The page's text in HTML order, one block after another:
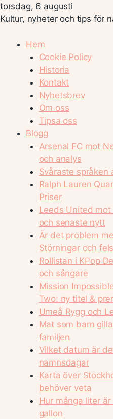
torsdag, 6 augusti
Kultur, nyheter och tips för
Hem
Cookie Policy
Historia
Kontakt
Nyhetsbrev
Om oss
Tipsa oss
Blogg
Arsenal FC mot
och analys
Svåraste språken
Ralph Lauren
Priser
Leeds United
och senaste nytt
Är det problem
Störningar och
Rollistan i KPop
och sångare
Mission
Two: ny titel &
Umeå Rygg och
Mat som barn
familjen
Vilket datum är
namnsdagar
Karta över
behöver veta
Hur många liter
gallon